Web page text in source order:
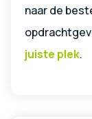
naar de
juiste plek.